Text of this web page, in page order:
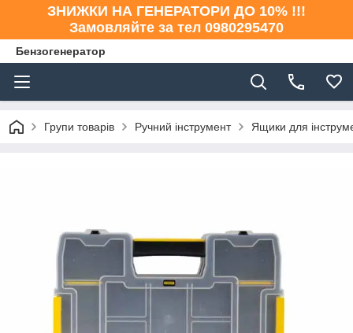
ЗНИЖКИ НА ГЕНЕРАТОРИ ДО 10% !!!
Замовляйте за тел 0980295470
Бензогенератор
Групи товарів Ручний інструмент Ящики для